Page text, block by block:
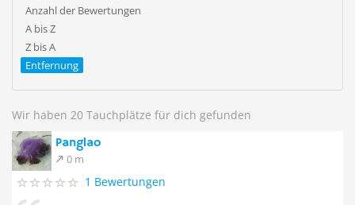
Anzahl der Bewertungen
A bis Z
Z bis A
Entfernung
Wir haben 20 Tauchplätze für dich gefunden
Panglao
0 m
1 Bewertungen